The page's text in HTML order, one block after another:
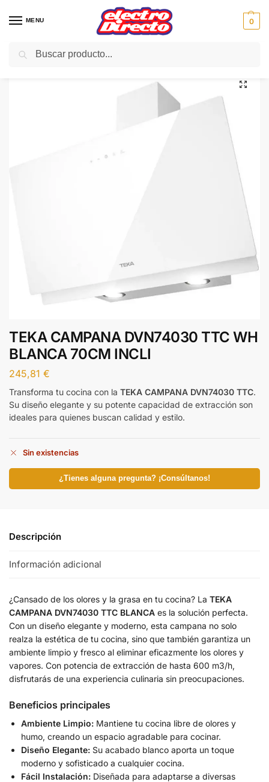
MENU 0
Inicio Gama blanca Campanas
TEKA CAMPANA DVN74030 TTC WH
BLANCA 70CM INCLI
245,81 €
Transforma tu cocina con la TEKA CAMPANA DVN74030 TTC.
Su diseño elegante y su potente capacidad de extracción son
ideales para quienes buscan calidad y estilo.
Sin existencias
¿Tienes alguna pregunta? ¡Consúltanos!
Descripción
Información adicional
¿Cansado de los olores y la grasa en tu cocina? La TEKA
CAMPANA DVN74030 TTC BLANCA es la solución perfecta.
Con un diseño elegante y moderno, esta campana no solo
realza la estética de tu cocina, sino que también garantiza un
ambiente limpio y fresco al eliminar eficazmente los olores y
vapores. Con potencia de extracción de hasta 600 m3/h,
disfrutarás de una experiencia culinaria sin preocupaciones.
Beneficios principales
Ambiente Limpio: Mantiene tu cocina libre de olores y
humo, creando un espacio agradable para cocinar.
Diseño Elegante: Su acabado blanco aporta un toque
moderno y sofisticado a cualquier cocina.
Fácil Instalación: Diseñada para adaptarse a diversas